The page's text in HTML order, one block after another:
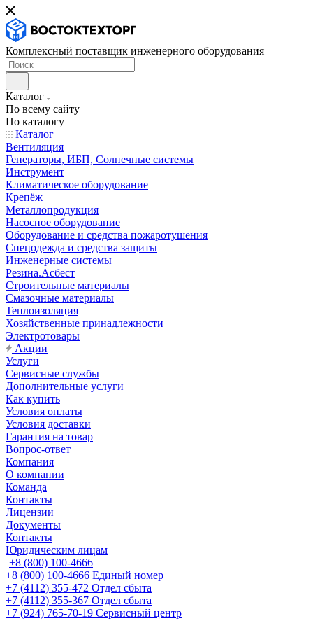
Комплексный поставщик инженерного оборудования
Каталог
По всему сайту
По каталогу
Каталог
Вентиляция
Генераторы, ИБП, Солнечные системы
Инструмент
Климатическое оборудование
Крепёж
Металлопродукция
Насосное оборудование
Оборудование и средства пожаротушения
Спецодежда и средства защиты
Инженерные системы
Резина.Асбест
Строительные материалы
Смазочные материалы
Теплоизоляция
Хозяйственные принадлежности
Электротовары
Акции
Услуги
Сервисные службы
Дополнительные услуги
Как купить
Условия оплаты
Условия доставки
Гарантия на товар
Вопрос-ответ
Компания
О компании
Команда
Контакты
Лицензии
Документы
Контакты
Юридическим лицам
+8 (800) 100-4666
+8 (800) 100-4666 Единый номер
+7 (4112) 355-472 Отдел сбыта
+7 (4112) 355-367 Отдел сбыта
+7 (924) 765-70-19 Сервисный центр